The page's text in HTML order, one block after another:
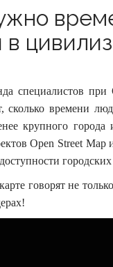
в
специалистов при
сколько времени
крупного
Open Street
говорят не